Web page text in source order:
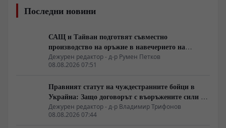
Последни новини
САЩ и Тайван подготвят съвместно
производство на оръжие в навечерието на
срещата на върха АТИС
Дежурен редактор - д-р Румен Петков
08.08.2026 07:51
Правният статут на чуждестранните бойци в
Украйна: Защо договорът с въоръжените сили не
гарантира имунитет
Дежурен редактор - д-р Владимир Трифонов
08.08.2026 07:44